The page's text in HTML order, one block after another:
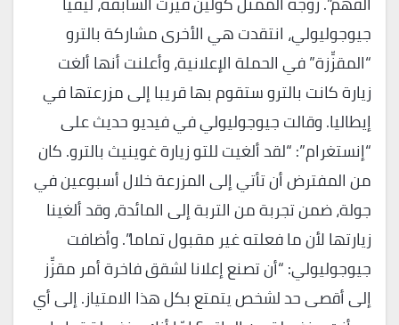
جيوجوليولي، انتقدت هي الأخرى مشاركة بالترو
“المقزِّزة” في الحملة الإعلانية، وأعلنت أنها ألغت
زيارة كانت بالترو ستقوم بها قريبا إلى مزرعتها في
إيطاليا. وقالت جيوجوليولي في فيديو حديث على
“إنستغرام”: “لقد ألغيت للتو زيارة غوينيث بالترو. كان
من المفترض أن تأتي إلى المزرعة خلال أسبوعين في
جولة، ضمن تجربة من التربة إلى المائدة، وقد ألغينا
زيارتها لأن ما فعلته غير مقبول تماما”. وأضافت
جيوجوليولي: “أن تصنع إعلانا لشقق فاخرة أمر مقزِّز
إلى أقصى حد لشخص يتمتع بكل هذا الامتياز. إلى أي